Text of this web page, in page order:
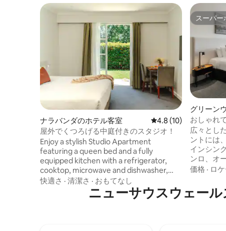
ナラバンダのホテル客室 レビュー10件、5つ
4.8 (10)
屋外でくつろげる中庭付きのスタジオ！
Enjoy a stylish Studio Apartment
featuring a queen bed and a fully
equipped kitchen with a refrigerator,
cooktop, microwave and dishwasher,
plus tea and coffee facilities. With the
convenience of an in-room washer and
dryer and a television for relaxing
快適さ · 清潔さ · おもてなし
スーパー
スーパー
グリーン
おしゃれ
ーム
広々とし
ントには
インシン
ンロ、オ
備えたフ
ク、ダイ
インター
価格 · ロ
ニューサウスウェー